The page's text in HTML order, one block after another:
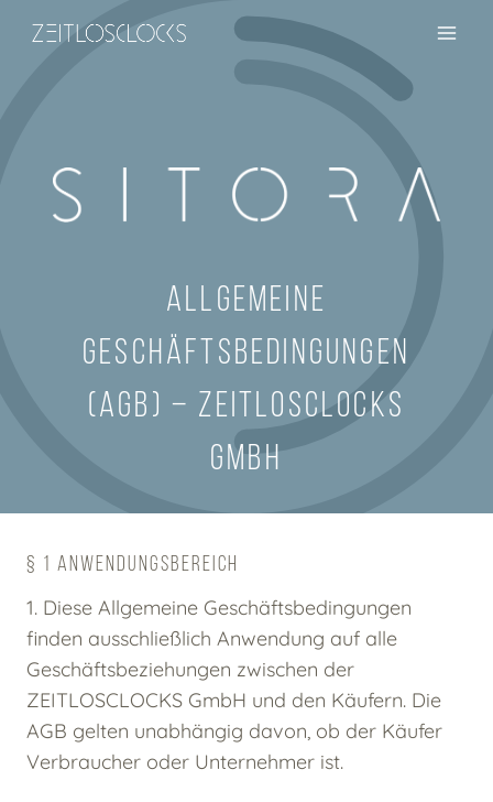
Inhalt
ALLGEMEINE
GESCHÄFTSBEDINGUNGEN
(AGB) – ZEITLOSCLOCKS
GMBH
§ 1 ANWENDUNGSBEREICH
1. Diese Allgemeine Geschäftsbedingungen
finden ausschließlich Anwendung auf alle
Geschäftsbeziehungen zwischen der
ZEITLOSCLOCKS GmbH und den Käufern. Die
AGB gelten unabhängig davon, ob der Käufer
Verbraucher oder Unternehmer ist.